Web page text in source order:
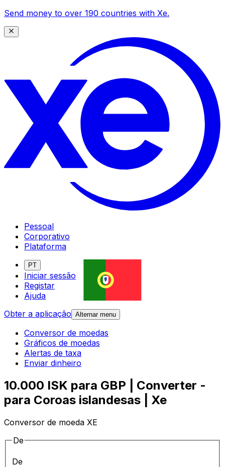
Send money to over 190 countries with Xe.
Pessoal
Corporativo
Plataforma
PT
Iniciar sessão
Registar
Ajuda
Obter a aplicação Alternar menu
Conversor de moedas
Gráficos de moedas
Alertas de taxa
Enviar dinheiro
10.000 ISK para GBP | Converter -
para Coroas islandesas | Xe
Conversor de moeda XE
De
De